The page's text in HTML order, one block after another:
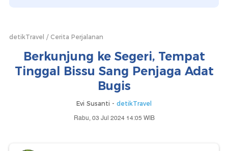
detikTravel Cerita Perjalanan
Berkunjung ke Segeri, Tempat
Tinggal Bissu Sang Penjaga Adat
Bugis
Evi Susanti - detikTravel
Rabu, 03 Jul 2024 14:05 WIB